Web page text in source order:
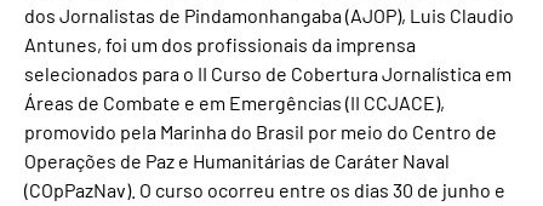
dos Jornalistas de Pindamonhangaba (AJOP), Luis Claudio
Antunes, foi um dos profissionais da imprensa
selecionados para o II Curso de Cobertura Jornalística em
Áreas de Combate e em Emergências (II CCJACE),
promovido pela Marinha do Brasil por meio do Centro de
Operações de Paz e Humanitárias de Caráter Naval
(COpPazNav). O curso ocorreu entre os dias 30 de junho e